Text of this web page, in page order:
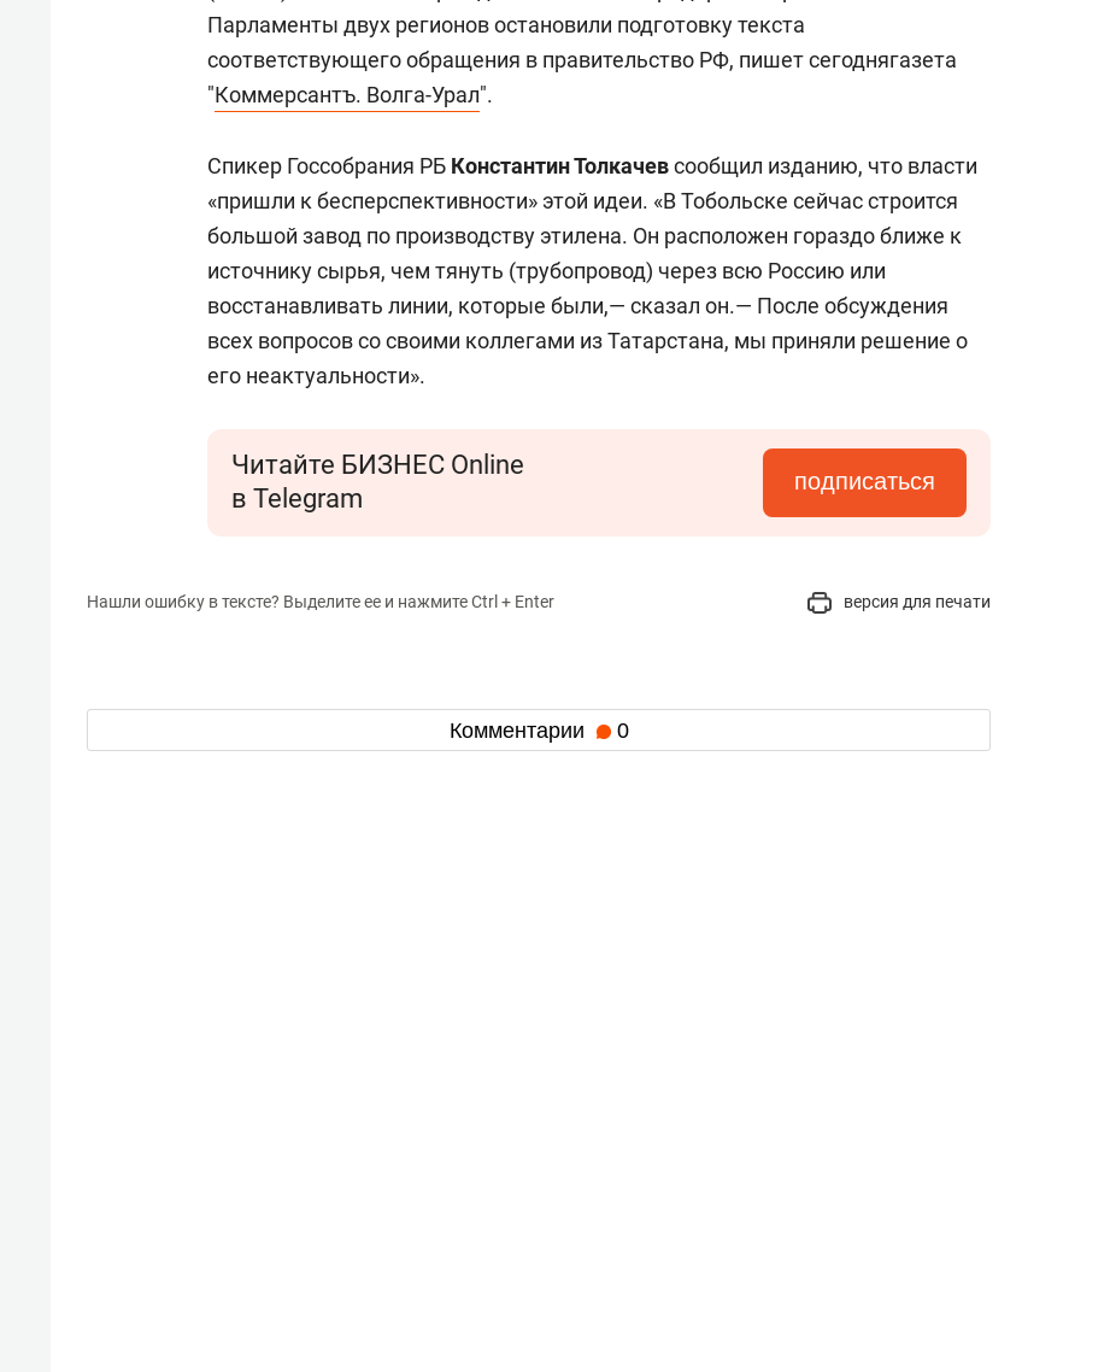
Парламенты двух регионов остановили подготовку текста
соответствующего обращения в правительство РФ, пишет сегоднягазета
"Коммерсантъ. Волга-Урал".
Спикер Госсобрания РБ Константин Толкачевсообщил изданию, что власти
«пришли к бесперспективности» этой идеи. «В Тобольске сейчас строится
большой завод по производству этилена. Он расположен гораздо ближе к
источнику сырья, чем тянуть (трубопровод) через всю Россию или
восстанавливать линии, которые были,— сказал он.— После обсуждения
всех вопросов со своими коллегами из Татарстана, мы приняли решение о
его неактуальности».
Читайте БИЗНЕС Online
в Telegram
подписаться
Нашли ошибку в тексте? Выделите ее и нажмите Ctrl + Enter версия для печати
Комментарии 0